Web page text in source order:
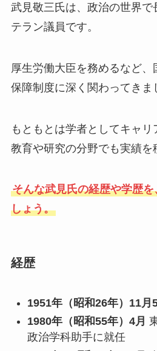
武見敬三氏は、政治の世界で
テラン議員です。
厚生労働大臣を務めるなど
保障制度に深く関わってきま
もともとは学者としてキャリ
教育や研究の分野でも実績を
そんな武見氏の経歴や学歴
しょう。
経歴
1951年（昭和26年）11月
1980年（昭和55年）4月
政治学科助手に就任